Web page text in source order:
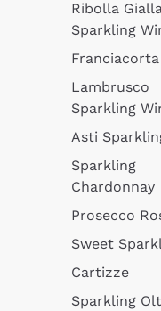
Ribolla
Sparkling
Franciacorta
Lambrusco
Sparkling
Asti
Sparkling
Chardonnay
Prosecco
Sweet
Cartizze
Sparkling